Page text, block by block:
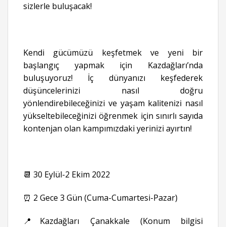
sizlerle buluşacak!
Kendi gücümüzü keşfetmek ve yeni bir
başlangıç yapmak için Kazdağları’nda
buluşuyoruz! İç dünyanızı keşfederek
düşüncelerinizi nasıl doğru
yönlendirebileceğinizi ve yaşam kalitenizi nasıl
yükseltebileceğinizi öğrenmek için sınırlı sayıda
kontenjan olan kampımızdaki yerinizi ayırtın!
📆 30 Eylül-2 Ekim 2022
⏰ 2 Gece 3 Gün (Cuma-Cumartesi-Pazar)
📍Kazdağları Çanakkale (Konum bilgisi